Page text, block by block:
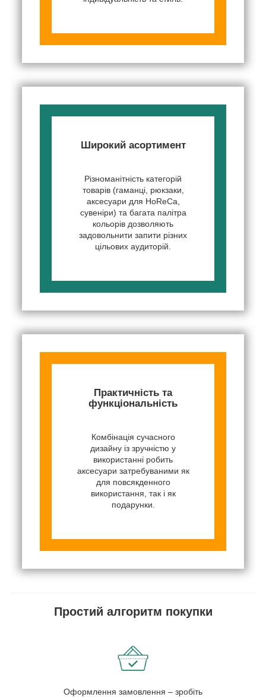
Широкий асортимент
Різноманітність категорій
товарів (гаманці, рюкзаки,
аксесуари для HoReCa,
сувеніри) та багата палітра
кольорів дозволяють
задовольнити запити різних
цільових аудиторій.
Практичність та
функціональність
Комбінація сучасного
дизайну із зручністю у
використанні робить
аксесуари затребуваними як
для повсякденного
використання, так і як
подарунки.
Простий алгоритм покупки
Оформлення замовлення – зробіть